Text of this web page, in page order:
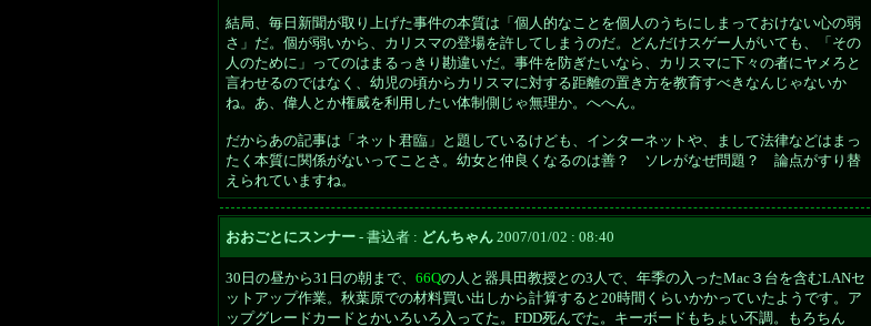
結局、毎日新聞が取り上げた事件の本質は「個人的なことを個人のうちにしまっておけない心の弱
さ」だ。個が弱いから、カリスマの登場を許してしまうのだ。どんだけスゲー人がいても、「その
人のために」ってのはまるっきり勘違いだ。事件を防ぎたいなら、カリスマに下々の者にヤメろと
言わせるのではなく、幼児の頃からカリスマに対する距離の置き方を教育すべきなんじゃないか
ね。あ、偉人とか権威を利用したい体制側じゃ無理か。へへん。
だからあの記事は「ネット君臨」と題しているけども、インターネットや、まして法律などはまっ
たく本質に関係がないってことさ。幼女と仲良くなるのは善？ ソレがなぜ問題？ 論点がすり替
えられていますね。
おおごとにスンナー - 書込者 : どんちゃん 2007/01/02 : 08:40
30日の昼から31日の朝まで、 66Qの人と器具田教授との3人で、年季の入ったMac３台を含むLANセ
ットアップ作業。秋葉原での材料買い出しから計算すると20時間くらいかかっていたようです。ア
ップグレードカードとかいろいろ入ってた。FDD死んでた。キーボードもちょい不調。もろちん